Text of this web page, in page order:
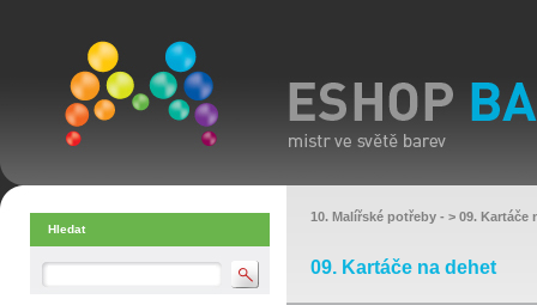
Hledat
10. Malířské potřeby - > 09. Kartáče
09. Kartáče na dehet